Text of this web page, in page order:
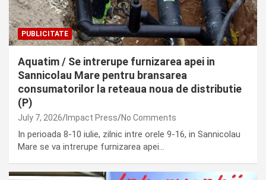
PUBLICITATE
Aquatim / Se intrerupe furnizarea apei in
Sannicolau Mare pentru bransarea
consumatorilor la reteaua noua de distributie
(P)
July 7, 2026 Impact Press No Comments
In perioada 8-10 iulie, zilnic intre orele 9-16, in Sannicolau
Mare se va intrerupe furnizarea apei…